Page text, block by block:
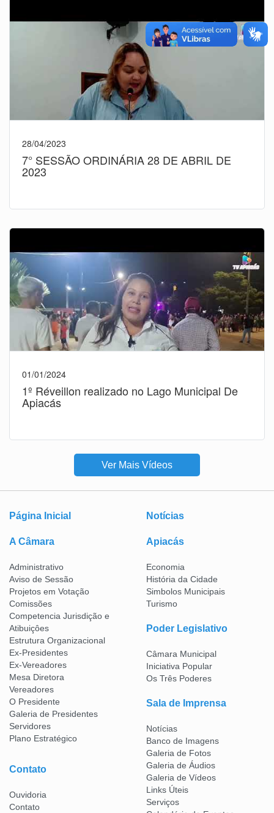
28/04/2023
7° SESSÃO ORDINÁRIA 28 DE ABRIL DE
2023
01/01/2024
1º Réveillon realizado no Lago Municipal De
Apiacás
Ver Mais Vídeos
Página Inicial Notícias
A Câmara
Administrativo
Aviso de Sessão
Projetos em Votação
Comissões
Competencia Jurisdição e
Atibuiçôes
Estrutura Organizacional
Ex-Presidentes
Ex-Vereadores
Mesa Diretora
Vereadores
O Presidente
Galeria de Presidentes
Servidores
Plano Estratégico
Contato
Ouvidoria
Contato
Apiacás
Economia
História da Cidade
Simbolos Municipais
Turismo
Poder Legislativo
Câmara Municipal
Iniciativa Popular
Os Três Poderes
Sala de Imprensa
Notícias
Banco de Imagens
Galeria de Fotos
Galeria de Áudios
Galeria de Vídeos
Links Úteis
Serviços